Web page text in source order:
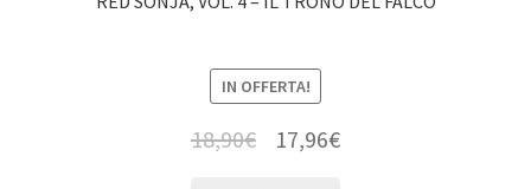
IN OFFERTA!
18,90€ 17,96€